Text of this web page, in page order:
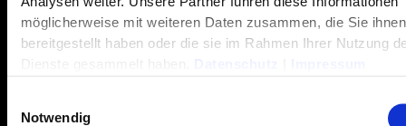
möglicherweise mit weiteren Daten zusammen, die Sie ihnen
bereitgestellt haben oder die sie im Rahmen Ihrer Nutzung
Notwendig
Copyright 2026: TERRITORY GmbH, TERRITORY
Grafiken, Ton-, Video- und Animationsdateien sowie